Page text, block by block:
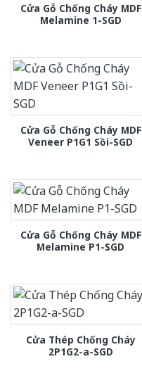
Cửa Gỗ Chống Cháy MDF
Melamine 1-SGD
Cửa Gỗ Chống Cháy MDF
Veneer P1G1 Sồi-SGD
Cửa Gỗ Chống Cháy MDF
Melamine P1-SGD
Cửa Thép Chống Cháy
2P1G2-a-SGD